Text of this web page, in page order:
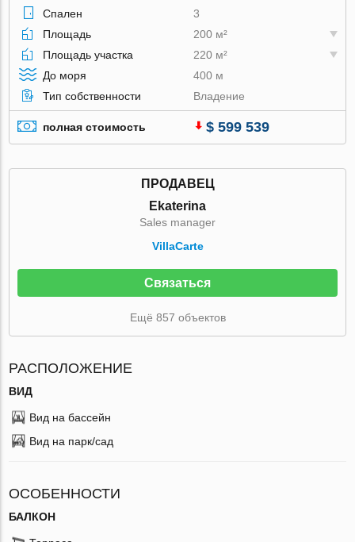
Спален
3
Площадь
200 м²
Площадь участка
220 м²
До моря
400 м
Тип собственности
Владение
полная стоимость $ 599 539
ПРОДАВЕЦ
Ekaterina
Sales manager
VillaСarte
Связаться
Ещё 857 объектов
РАСПОЛОЖЕНИЕ
ВИД
Вид на бассейн
Вид на парк/сад
ОСОБЕННОСТИ
БАЛКОН